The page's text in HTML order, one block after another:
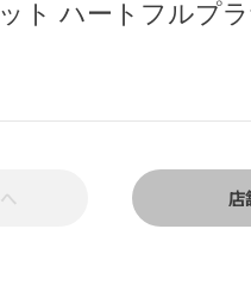
ト ハートフルプ
店